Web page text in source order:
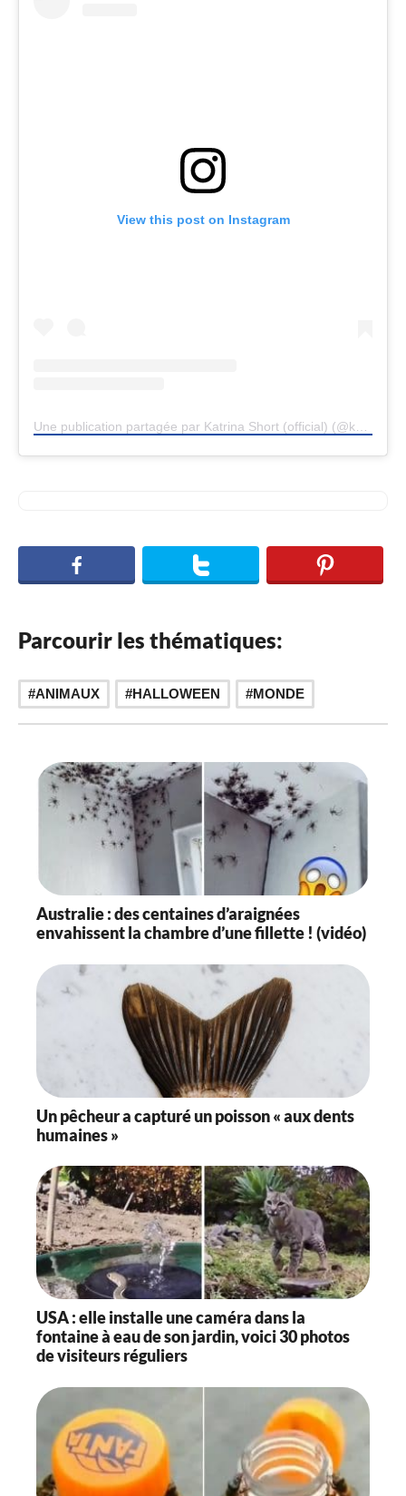
View this post on Instagram
Parcourir les thématiques:
ANIMAUX HALLOWEEN MONDE
Australie : des centaines d’araignées
envahissent la chambre d’une fillette ! (vidéo)
Un pêcheur a capturé un poisson « aux dents
humaines »
USA : elle installe une caméra dans la
fontaine à eau de son jardin, voici 30 photos
de visiteurs réguliers